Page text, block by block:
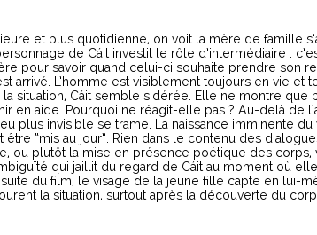
et plus quotidienne, on voit la mère de famille
de Cáit investit le rôle d’intermédiaire :
pour savoir quand celui-ci souhaite prendre son
arrivé. L’homme est visiblement toujours en vie et
la situation, Cáit semble sidérée. Elle ne montre que
en aide. Pourquoi ne réagit-elle pas ? Au-delà de
plus invisible se trame. La naissance imminente
“mis au jour”. Rien dans le contenu des
ou plutôt la mise en présence poétique des corps,
qui jaillit du regard de Cáit au moment où
du film, le visage de la jeune fille capte en lui-
la situation, surtout après la découverte du